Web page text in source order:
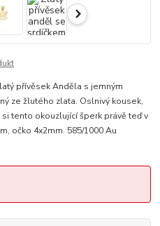
přívěsek Anděla s jemným
ze žlutého zlata. Oslnivý kousek,
tento okouzlující šperk právě teď v
očko 4x2mm. 585/1000 Au